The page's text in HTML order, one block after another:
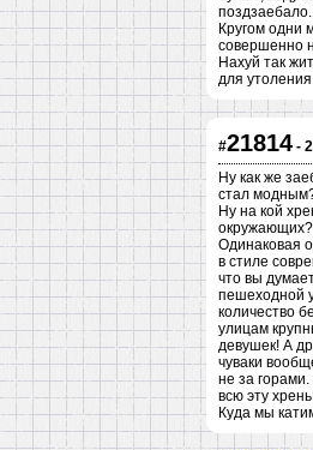
Кругом одни
совершенно
Нахуй так
для
#21814-
Ну как же
стал
Ну на кой
Одинаковая
в стиле
что вы
пешеходной
количество
улицам
девушек! А
чуваки
не за
всю эту
Куда мы